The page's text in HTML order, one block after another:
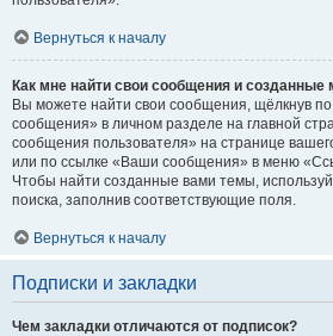
Вернуться к началу
Как мне найти свои сообщения и
Вы можете найти свои сообщения, щёлкнув
сообщения» в личном разделе на главной
сообщения пользователя» на странице
или по ссылке «Ваши сообщения» в меню
Чтобы найти созданные вами темы,
поиска, заполнив соответствующие поля.
Вернуться к началу
Подписки и закладки
Чем закладки отличаются от подписок?